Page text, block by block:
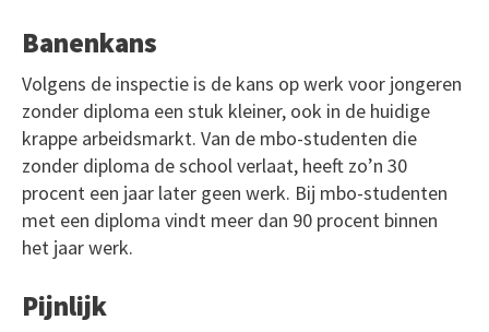
Banenkans
Volgens de inspectie is de kans op werk voor jongeren
zonder diploma een stuk kleiner, ook in de huidige
krappe arbeidsmarkt. Van de mbo-studenten die
zonder diploma de school verlaat, heeft zo’n 30
procent een jaar later geen werk. Bij mbo-studenten
met een diploma vindt meer dan 90 procent binnen
het jaar werk.
Pijnlijk